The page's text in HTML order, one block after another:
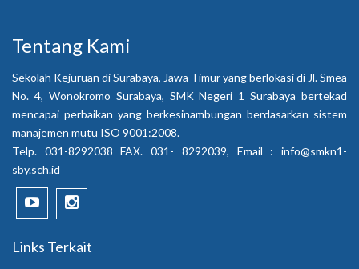
Tentang Kami
Sekolah Kejuruan di Surabaya, Jawa Timur yang berlokasi di Jl. Smea
No. 4, Wonokromo Surabaya, SMK Negeri 1 Surabaya bertekad
mencapai perbaikan yang berkesinambungan berdasarkan sistem
manajemen mutu ISO 9001:2008.
Telp. 031-8292038 FAX. 031- 8292039, Email : info@smkn1-
sby.sch.id
Links Terkait